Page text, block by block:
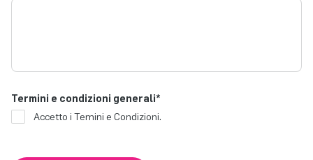
Termini e condizioni generali*
Accetto i Temini e Condizioni.